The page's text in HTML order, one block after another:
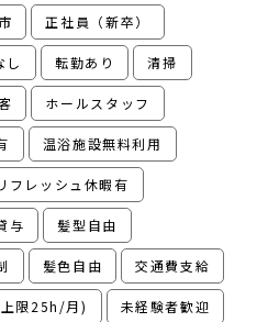
正社員（新卒）
し 転勤あり 清掃
ホールスタッフ
温浴施設無料利用
フレッシュ休暇有
与 髪型自由
髪色自由 交通費支給
限25h/月) 未経験者歓迎